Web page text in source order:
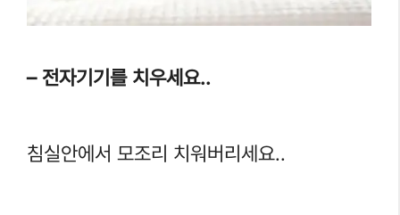
– 전자기기를 치우세요..
침실안에서 모조리 치워버리세요..